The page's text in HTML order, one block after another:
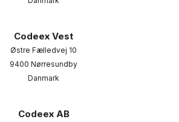
Codeex Vest
Østre Fælledvej 10
9400 Nørresundby
Danmark
Codeex AB